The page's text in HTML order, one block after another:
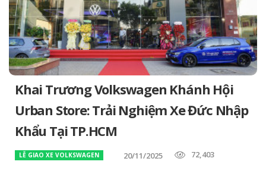
Khai Trương Volkswagen Khánh Hội
Urban Store: Trải Nghiệm Xe Đức Nhập
Khẩu Tại TP.HCM
LỄ GIAO XE VOLKSWAGEN 20/11/2025 72,403